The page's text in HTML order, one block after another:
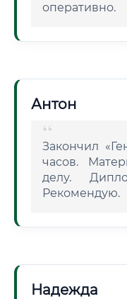
оперативно.
Антон
Закончил
часов.
делу.
Рекомендую.
Надежда